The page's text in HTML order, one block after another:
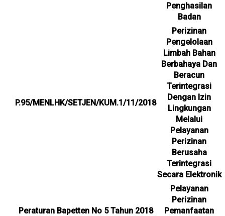
Penghasilan
Badan
P.95/MENLHK/SETJEN/KUM.1/11/2018
Perizinan
Pengelolaan
Limbah Bahan
Berbahaya Dan
Beracun
Terintegrasi
Dengan Izin
Lingkungan
Melalui
Pelayanan
Perizinan
Berusaha
Terintegrasi
Secara Elektronik
Peraturan Bapetten No 5 Tahun 2018
Pelayanan
Perizinan
Pemanfaatan